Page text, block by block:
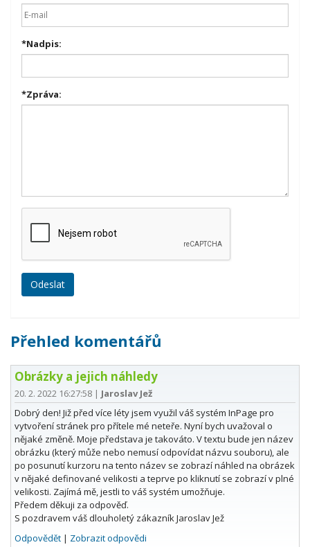
*Nadpis:
*Zpráva:
Přehled komentářů
Obrázky a jejich náhledy
20. 2. 2022 16:27:58 | Jaroslav Jež
Dobrý den! Již před více léty jsem využil váš systém InPage pro
vytvoření stránek pro přítele mé neteře. Nyní bych uvažoval o
nějaké změně. Moje představa je takováto. V textu bude jen název
obrázku (který může nebo nemusí odpovídat názvu souboru), ale
po posunutí kurzoru na tento název se zobrazí náhled na obrázek
v nějaké definované velikosti a teprve po kliknutí se zobrazí v plné
velikosti. Zajímá mě, jestli to váš systém umožňuje.
Předem děkuji za odpověď.
S pozdravem váš dlouholetý zákazník Jaroslav Jež
Odpovědět | Zobrazit odpovědi